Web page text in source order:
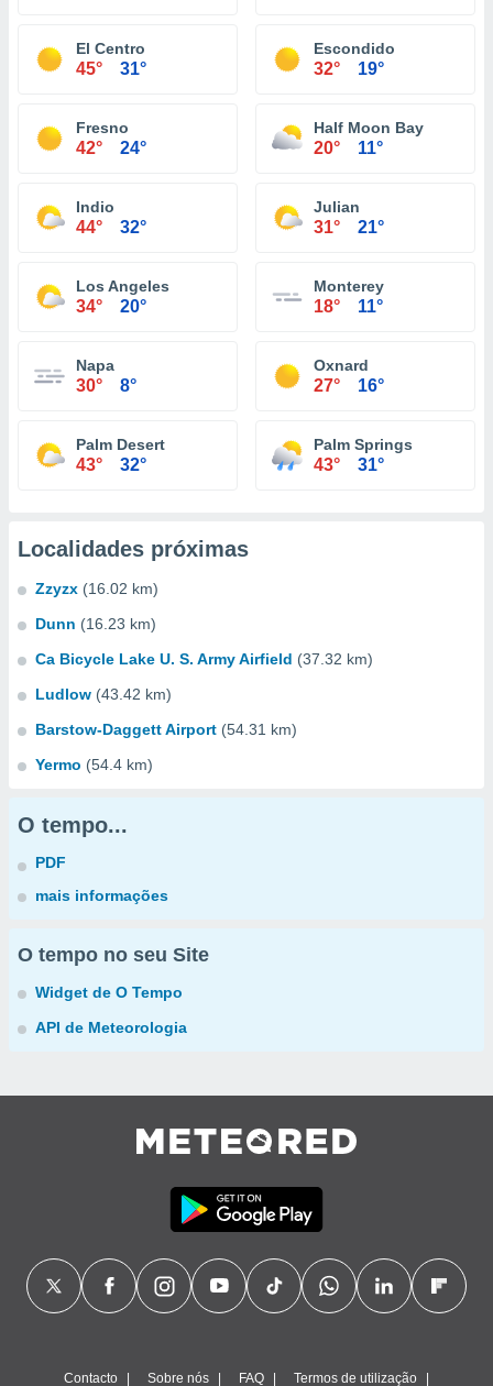
El Centro
45° 31°
Escondido
32° 19°
Fresno
42° 24°
Half Moon Bay
20° 11°
Indio
44° 32°
Julian
31° 21°
Los Angeles
34° 20°
Monterey
18° 11°
Napa
30° 8°
Oxnard
27° 16°
Palm Desert
43° 32°
Palm Springs
43° 31°
Localidades próximas
Zzyzx (16.02 km)
Dunn (16.23 km)
Ca Bicycle Lake U. S. Army Airfield (37.32 km)
Ludlow (43.42 km)
Barstow-Daggett Airport (54.31 km)
Yermo (54.4 km)
O tempo...
PDF
mais informações
O tempo no seu Site
Widget de O Tempo
API de Meteorologia
Contacto Sobre nós FAQ Termos de utilização